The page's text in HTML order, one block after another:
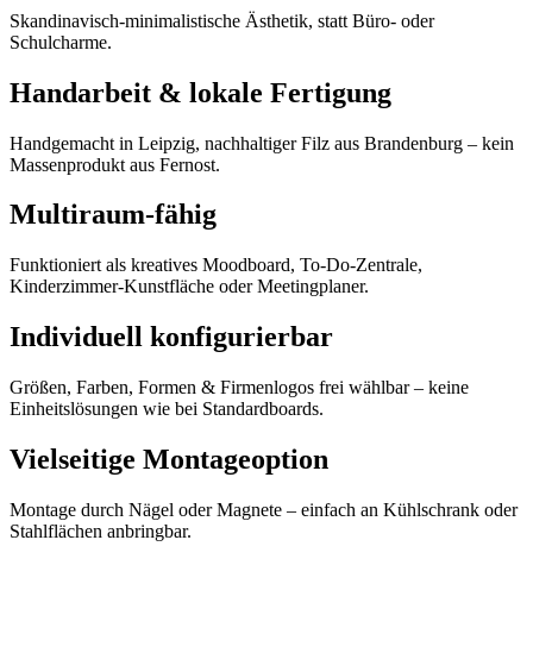
Skandinavisch-minimalistische Ästhetik, statt Büro- oder
Schulcharme.
Handarbeit & lokale Fertigung
Handgemacht in Leipzig, nachhaltiger Filz aus Brandenburg – kein
Massenprodukt aus Fernost.
Multiraum-fähig
Funktioniert als kreatives Moodboard, To-Do-Zentrale,
Kinderzimmer-Kunstfläche oder Meetingplaner.
Individuell konfigurierbar️
Größen, Farben, Formen & Firmenlogos frei wählbar – keine
Einheitslösungen wie bei Standardboards.
Vielseitige Montageoption
Montage durch Nägel oder Magnete – einfach an Kühlschrank oder
Stahlflächen anbringbar.